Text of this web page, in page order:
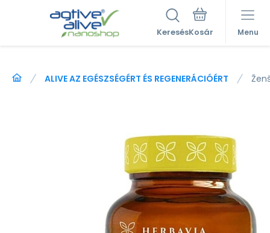
Keresés Menu
ALIVE AZ EGÉSZSÉGÉRT ÉS REGENERÁCIÓÉRT